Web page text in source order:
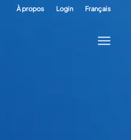
À propos Login Français